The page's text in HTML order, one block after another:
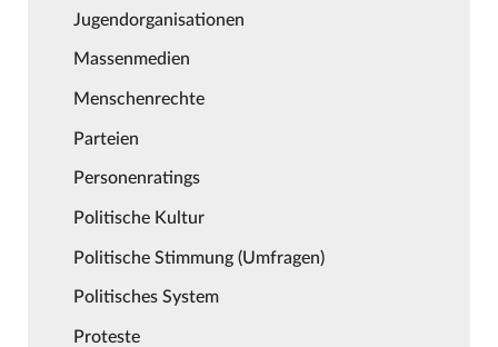
Jugendorganisationen
Massenmedien
Menschenrechte
Parteien
Personenratings
Politische Kultur
Politische Stimmung (Umfragen)
Politisches System
Proteste